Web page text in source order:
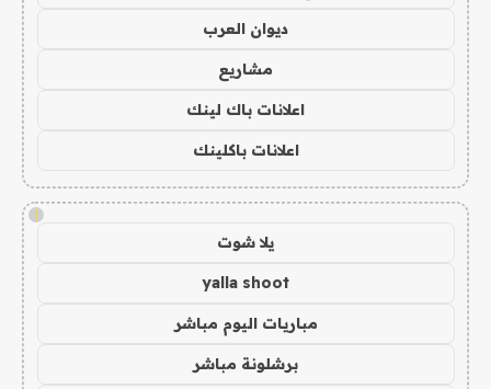
ديوان العرب
مشاريع
اعلانات باك لينك
اعلانات باكلينك
!
يلا شوت
yalla shoot
مباريات اليوم مباشر
برشلونة مباشر